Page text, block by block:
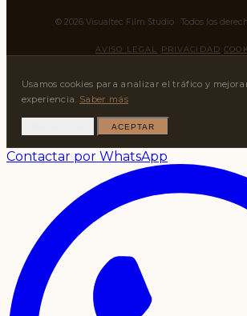
© 2026 Visualtec Film Studio · Todos los
AVISO LEGAL PRIVACIDAD
Usamos cookies para analizar el tráfico y
experiencia. Saber más
ACEPTAR
Contactar por WhatsApp